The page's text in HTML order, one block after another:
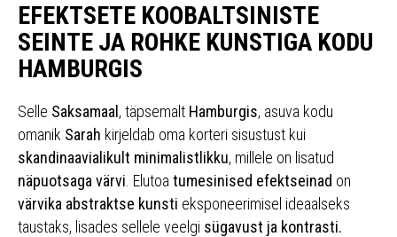
EFEKTSETE KOOBALTSINISTE
SEINTE JA ROHKE KUNSTIGA KODU
HAMBURGIS
Selle Saksamaal , täpsemalt Hamburgis, asuva kodu
omanik Sarah kirjeldab oma korteri sisustust kui
skandinaavialikult minimalistlikku, millele on lisatud
näpuotsaga värvi . Elutoa tumesinised efektseinad on
värvika abstraktse kunsti eksponeerimisel ideaalseks
taustaks, lisades sellele veelgi sügavust ja kontrasti.